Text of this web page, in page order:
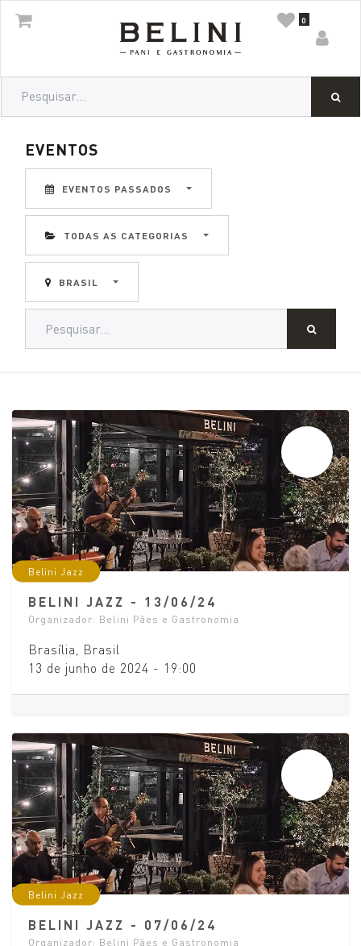
0
EVENTOS
EVENTOS PASSADOS
TODAS AS CATEGORIAS
BRASIL
Belini Jazz
BELINI JAZZ - 13/06/24
Organizador: Belini Pães e Gastronomia
Brasília, Brasil
13 de junho de 2024 - 19:00
Belini Jazz
BELINI JAZZ - 07/06/24
Organizador: Belini Pães e Gastronomia